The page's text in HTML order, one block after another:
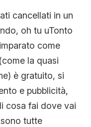
cancellati in un
oh tu uTonto
come
la quasi
è gratuito, si
e pubblicità,
cosa fai dove vai
tutte